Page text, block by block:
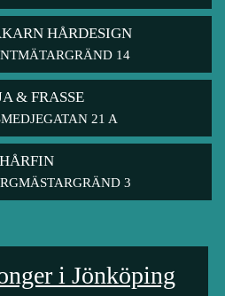
HÅRDESIGN
14
& FRASSE
21 A
HÅRFIN
3
i Jönköping